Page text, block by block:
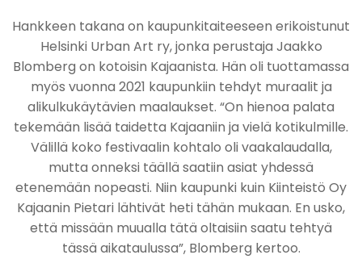
Hankkeen takana on kaupunkitaiteeseen erikoistunut
Helsinki Urban Art ry, jonka perustaja Jaakko
Blomberg on kotoisin Kajaanista. Hän oli tuottamassa
myös vuonna 2021 kaupunkiin tehdyt muraalit ja
alikulkukäytävien maalaukset. “On hienoa palata
tekemään lisää taidetta Kajaaniin ja vielä kotikulmille.
Välillä koko festivaalin kohtalo oli vaakalaudalla,
mutta onneksi täällä saatiin asiat yhdessä
etenemään nopeasti. Niin kaupunki kuin Kiinteistö Oy
Kajaanin Pietari lähtivät heti tähän mukaan. En usko,
että missään muualla tätä oltaisiin saatu tehtyä
tässä aikataulussa”, Blomberg kertoo.